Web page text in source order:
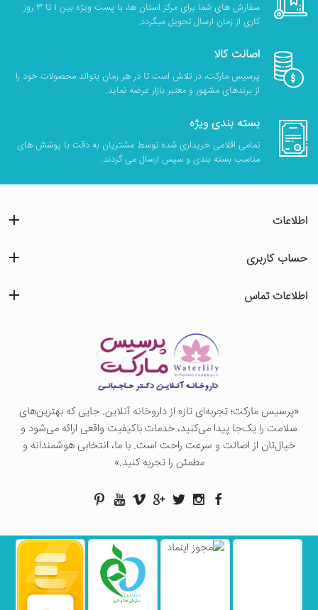
سفارش های شما برای مرکز استان ها، با پست ویژه بین 1 تا 3 روز
کاری از زمان ارسال تحویل میگردد.
اصالت کالا
پرسیس مارکت، در تلاش است تا در هر زمان بتواند محصولات خود را
از برندهای مشهور و معتبر بازار عرضه نماید.
بسته بندی ویژه
تمامی اقلامی خریداری شده توسط مشتریان به دقت با پوشش های
مناسب بسته بندی و سپس ارسال می گردند.
«پرسيس ماركت؛ تجربه‌ای تازه از داروخانه آنلاین. جایی که بهترین‌های
سلامت را یک‌جا پیدا می‌کنید، خدمات باکیفیت واقعی ارائه می‌شود و
خیال‌تان از اصالت و سرعت راحت است. با ما، انتخابی هوشمندانه و
مطمئن را تجربه کنید.»
اطلاعات
حساب کاربری
اطلاعات تماس